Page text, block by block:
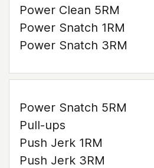
Power Clean 5RM
Power Snatch 1RM
Power Snatch 3RM
Power Snatch 5RM
Pull-ups
Push Jerk 1RM
Push Jerk 3RM